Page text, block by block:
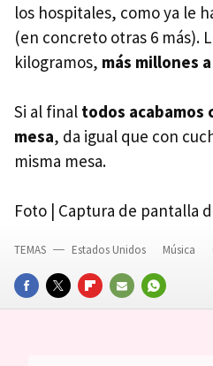
los hospitales, como ya le
(en concreto otras 6 más).
kilogramos, más millones
Si al final todos acabamos
mesa, da igual que con
misma mesa.
Foto | Captura de pantalla
FACEBOOKTWITTERFLIPBOARD
E-
WHATSAPP
TEMAS Estados Unidos Música